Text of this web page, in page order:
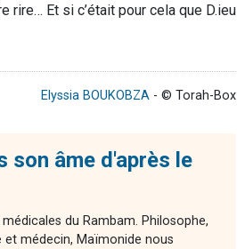
rire… Et si c’était pour cela que D.ieu
Elyssia BOUKOBZA - © Torah-Box
son âme d'après le
du Rambam. Philosophe,
médecin, Maïmonide nous